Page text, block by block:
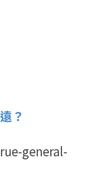
？
general-